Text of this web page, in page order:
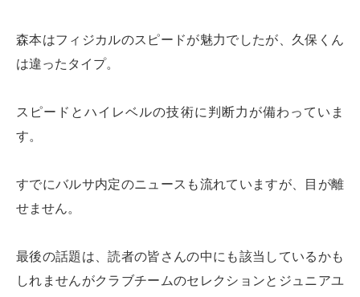
森本はフィジカルのスピードが魅力でしたが、久保くん
は違ったタイプ。
スピードとハイレベルの技術に判断力が備わっていま
す。
すでにバルサ内定のニュースも流れていますが、目が離
せません。
最後の話題は、読者の皆さんの中にも該当しているかも
しれませんがクラブチームのセレクションとジュニアユ